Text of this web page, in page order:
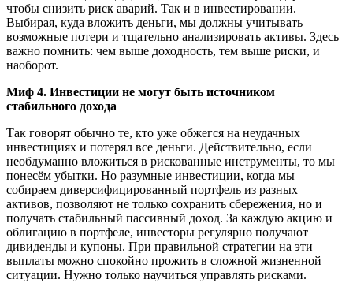
чтобы снизить риск аварий. Так и в инвестировании.
Выбирая, куда вложить деньги, мы должны учитывать
возможные потери и тщательно анализировать активы. Здесь
важно помнить: чем выше доходность, тем выше риски, и
наоборот.
Миф 4. Инвестиции не могут быть источником
стабильного дохода
Так говорят обычно те, кто уже обжегся на неудачных
инвестициях и потерял все деньги. Действительно, если
необдуманно вложиться в рискованные инструменты, то мы
понесём убытки. Но разумные инвестиции, когда мы
собираем диверсифицированный портфель из разных
активов, позволяют не только сохранить сбережения, но и
получать стабильный пассивный доход. За каждую акцию и
облигацию в портфеле, инвесторы регулярно получают
дивиденды и купоны. При правильной стратегии на эти
выплаты можно спокойно прожить в сложной жизненной
ситуации. Нужно только научиться управлять рисками.